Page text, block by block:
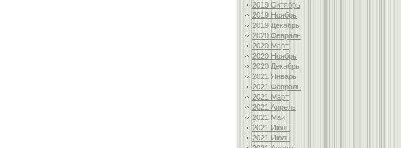
2019 Октябрь
2019 Ноябрь
2019 Декабрь
2020 Февраль
2020 Март
2020 Ноябрь
2020 Декабрь
2021 Январь
2021 Февраль
2021 Март
2021 Апрель
2021 Май
2021 Июнь
2021 Июль